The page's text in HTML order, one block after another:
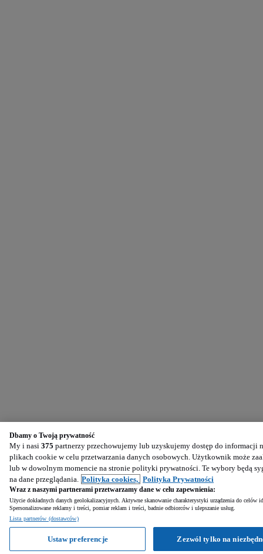
Dbamy o Twoją prywatność
My i nasi 375 partnerzy przechowujemy lub uzyskujemy dostęp do
plikach cookie w celu przetwarzania danych osobowych. Użytkownik może
lub w dowolnym momencie na stronie polityki prywatności. Te wybory będą
na dane przeglądania. Polityka cookies, Polityka Prywatności
Wraz z naszymi partnerami przetwarzamy dane w celu zapewnienia:
Użycie dokładnych danych geolokalizacyjnych. Aktywne skanowanie charakterystyki urządzenia do
Spersonalizowane reklamy i treści, pomiar reklam i treści, badnie odbiorców i ulepszanie usług.
Lista partnerów (dostawców)
Zezwól tylko na
Ustaw preferencje